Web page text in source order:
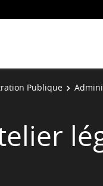
Publique